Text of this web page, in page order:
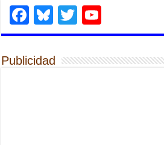
Facebook
Bluesky
Twitter
Publicidad